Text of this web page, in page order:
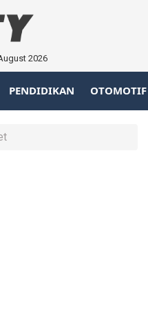
2026
PENDIDIKAN OTOMOTIF